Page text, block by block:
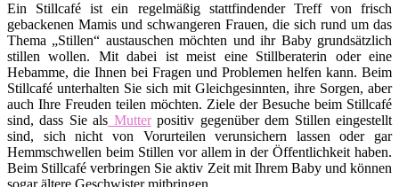
Ein Stillcafé ist ein regelmäßig stattfindender Treff von frisch
gebackenen Mamis und schwangeren Frauen, die sich rund um das
Thema „Stillen“ austauschen möchten und ihr Baby grundsätzlich
stillen wollen. Mit dabei ist meist eine Stillberaterin oder eine
Hebamme, die Ihnen bei Fragen und Problemen helfen kann. Beim
Stillcafé unterhalten Sie sich mit Gleichgesinnten, ihre Sorgen, aber
auch Ihre Freuden teilen möchten. Ziele der Besuche beim Stillcafé
sind, dass Sie als Mutterpositiv gegenüber dem Stillen eingestellt
sind, sich nicht von Vorurteilen verunsichern lassen oder gar
Hemmschwellen beim Stillen vor allem in der Öffentlichkeit haben.
Beim Stillcafé verbringen Sie aktiv Zeit mit Ihrem Baby und können